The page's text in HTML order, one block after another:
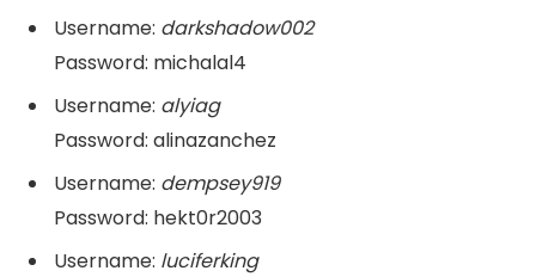
Username: darkshadow002
Password: michalal4
Username: alyiag
Password: alinazanchez
Username: dempsey919
Password: hekt0r2003
Username: luciferking